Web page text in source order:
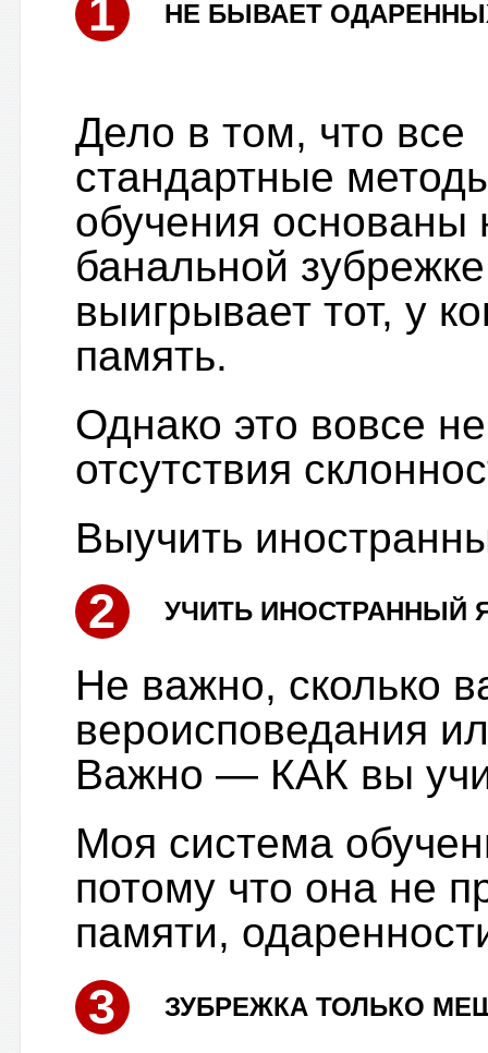
1 НЕ БЫВАЕТ
Дело в том, что все
стандартные
обучения основаны
банальной
выигрывает тот, у
память.
Однако это вовсе
отсутствия
Выучить
2 УЧИТЬ ИНОСТРАННЫЙ
Не важно, сколько
вероисповедания
Важно — КАК вы
Моя система
потому что она не
памяти,
3 ЗУБРЕЖКА ТОЛЬКО